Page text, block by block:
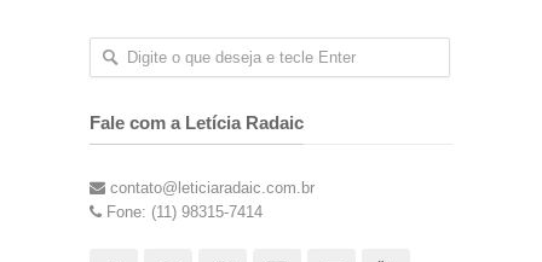
Fale com a Letícia Radaic
contato@leticiaradaic.com.br
Fone: (11) 98315-7414